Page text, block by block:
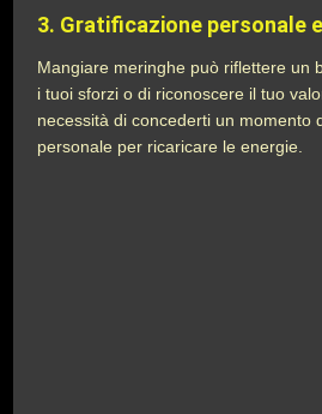
3. Gratificazione personale
Mangiare meringhe può riflettere un
i tuoi sforzi o di riconoscere il tuo
necessità di concederti un momento
personale per ricaricare le energie.